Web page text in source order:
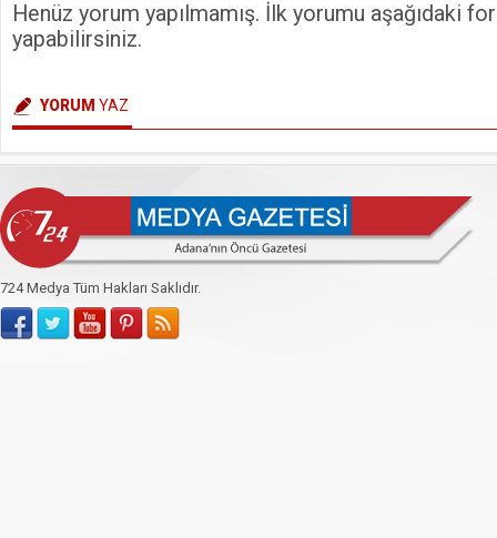
Henüz yorum yapılmamış. İlk yorumu aşağıdaki
yapabilirsiniz.
YORUM YAZ
724 Medya Tüm Hakları Saklıdır.